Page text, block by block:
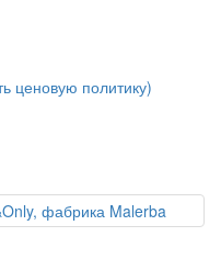
ценовую политику)